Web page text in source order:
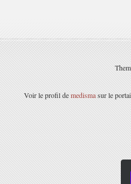
Voir le profil demedismasur le